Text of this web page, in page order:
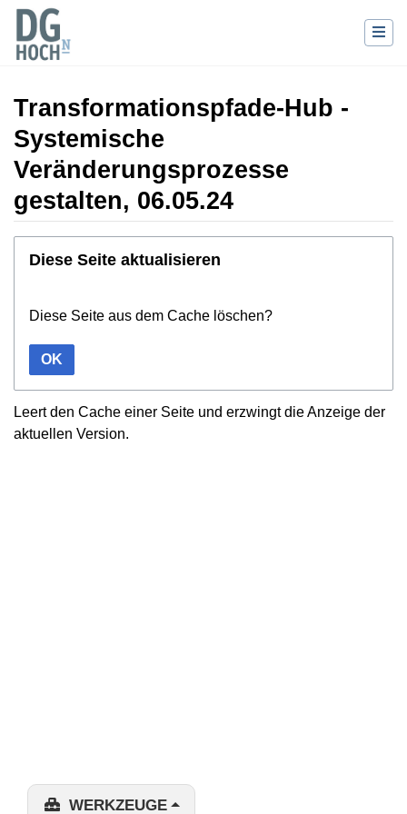
Transformationspfade-Hub -
Systemische
Veränderungsprozesse
gestalten, 06.05.24
Diese Seite aktualisieren
Diese Seite aus dem Cache löschen?
OK
Leert den Cache einer Seite und erzwingt die Anzeige der
aktuellen Version.
WERKZEUGE